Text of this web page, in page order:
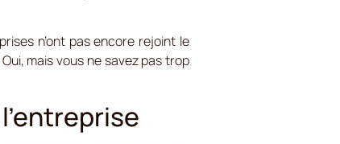
n’ont pas encore rejoint le
mais vous ne savez pas trop